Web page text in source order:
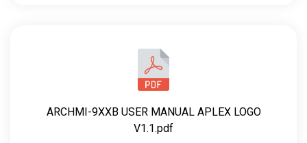
ARCHMI-9XXB USER MANUAL APLEX LOGO
V1.1.pdf